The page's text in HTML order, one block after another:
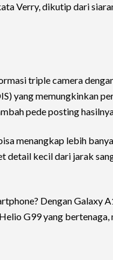
Verry, dikutip dari
triple camera
yang memungkinkan
pede posting
menangkap lebih
detail kecil dari jarak
Dengan Galaxy
G99 yang